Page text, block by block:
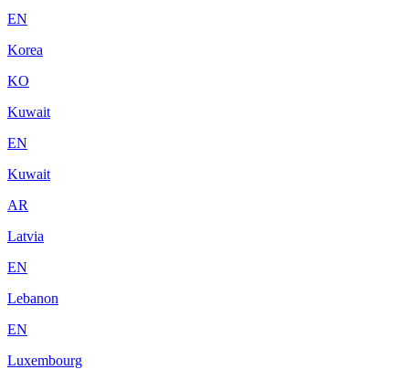
EN
Korea
KO
Kuwait
EN
Kuwait
AR
Latvia
EN
Lebanon
EN
Luxembourg